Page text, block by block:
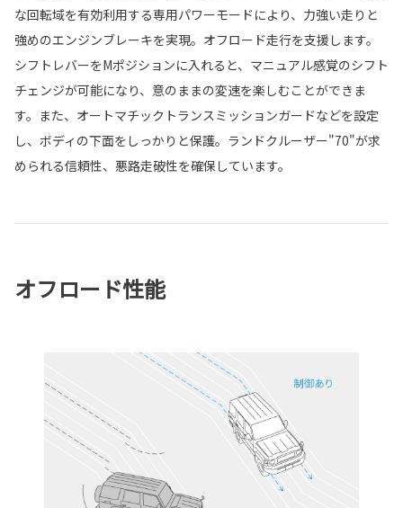
な回転域を有効利用する専用パワーモードにより、力強い走りと
強めのエンジンブレーキを実現。オフロード走行を支援します。
シフトレバーをMポジションに入れると、マニュアル感覚のシフト
チェンジが可能になり、意のままの変速を楽しむことができま
す。また、オートマチックトランスミッションガードなどを設定
し、ボディの下面をしっかりと保護。ランドクルーザー"70"が求
められる信頼性、悪路走破性を確保しています。
オフロード性能